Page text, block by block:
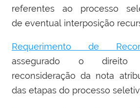
referentes ao processo
de eventual interposição
Requerimento de
assegurado o
reconsideração da nota
das etapas do processo